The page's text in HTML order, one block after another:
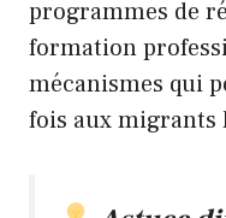
programmes de
formation
mécanismes qui
fois aux migrants